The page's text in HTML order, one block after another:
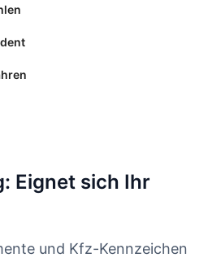
Eignet sich Ihr
und Kfz-Kennzeichen